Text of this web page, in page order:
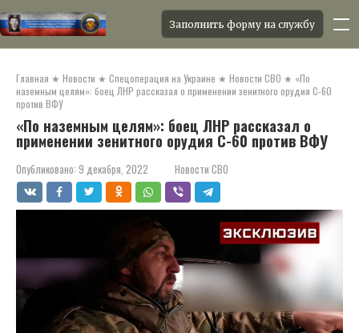
контенту
Заполнить форму на службу
Главная ★ Новости ★ Спецоперация на Украине ★ Новости СВО ★ «По
наземным целям»: боец ЛНР рассказал о применении зенитного орудия С-60
против ВФУ
«По наземным целям»: боец ЛНР рассказал о
применении зенитного орудия С-60 против ВФУ
Опубликовано: 9 декабря, 2022 Новости СВО